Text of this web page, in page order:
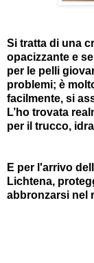
Si tratta di una
opacizzante e
per le pelli
problemi; è
facilmente, si
L’ho trovata
per il trucco,
E per l'arrivo
Lichtena,
abbronzarsi nel